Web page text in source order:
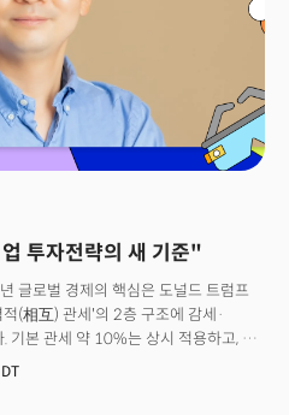
투자전략의 새 기준"
글로벌 경제의 핵심은 도널드 트럼프
(相互) 관세'의 2층 구조에 감세·
기본 관세 약 10%는 상시 적용하고, 그
세를 올리는 방식. 한국 일부 품목이